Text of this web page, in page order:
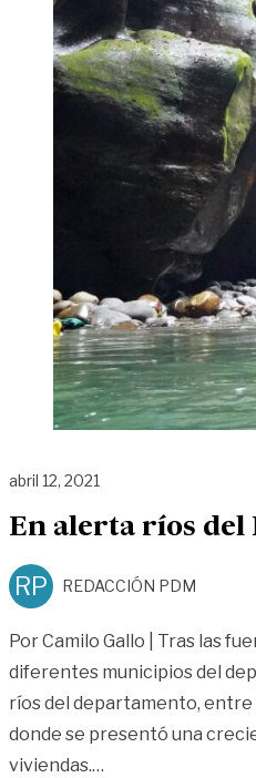
abril 12, 2021
En alerta ríos del
RP REDACCIÓN PDM
Por Camilo Gallo | Tras las
diferentes municipios del
ríos del departamento, entre
donde se presentó una
viviendas.…